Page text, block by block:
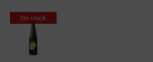
Sin stock